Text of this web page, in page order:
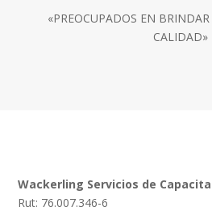
«PREOCUPADOS EN
CALIDAD»
Wackerling Servicios de
Rut: 76.007.346-6